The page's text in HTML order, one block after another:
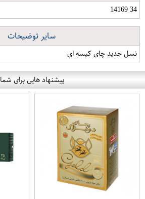
34 14169
سایر توضیحات
نسل جدید چای کیسه ای
پیشنهاد هایی برای شما